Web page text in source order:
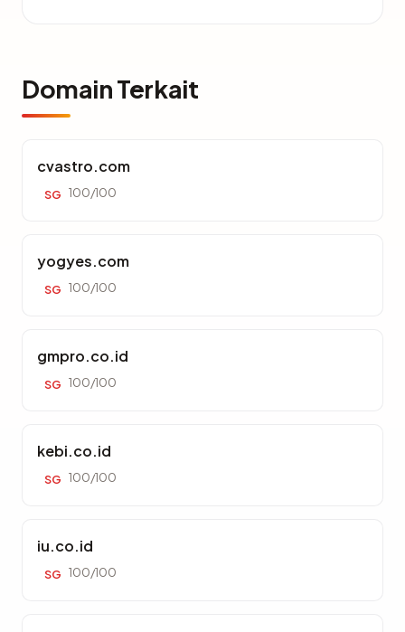
Domain Terkait
cvastro.com
SG 100/100
yogyes.com
SG 100/100
gmpro.co.id
SG 100/100
kebi.co.id
SG 100/100
iu.co.id
SG 100/100